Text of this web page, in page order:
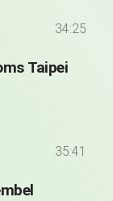
34:25
Taipei
35:41